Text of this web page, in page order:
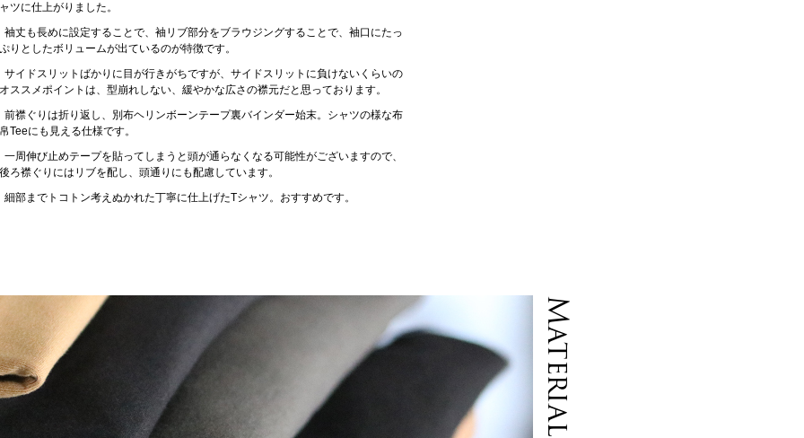
ャツに仕上がりました。
袖丈も長めに設定することで、袖リブ部分をブラウジングすることで、袖口にたっ
ぷりとしたボリュームが出ているのが特徴です。
サイドスリットばかりに目が行きがちですが、サイドスリットに負けないくらいの
オススメポイントは、型崩れしない、緩やかな広さの襟元だと思っております。
前襟ぐりは折り返し、別布ヘリンボーンテープ裏バインダー始末。シャツの様な布
帛Teeにも見える仕様です。
一周伸び止めテープを貼ってしまうと頭が通らなくなる可能性がございますので、
後ろ襟ぐりにはリブを配し、頭通りにも配慮しています。
細部までトコトン考えぬかれた丁寧に仕上げたTシャツ。おすすめです。
Material